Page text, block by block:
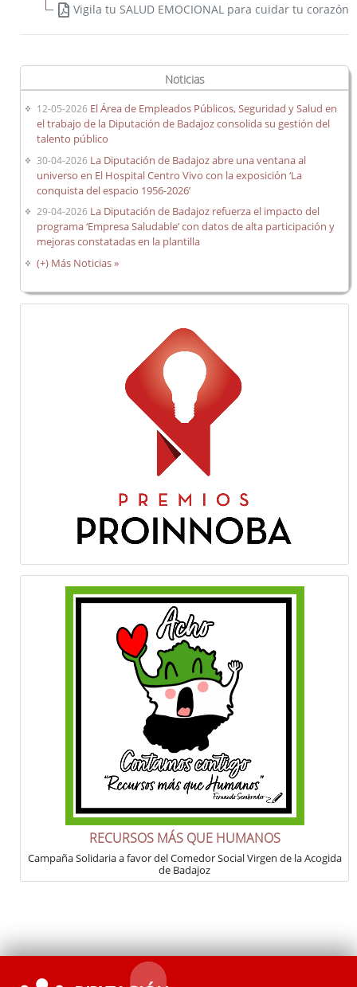
Plan de pensiones
Documentos de interés
Enlaces de interés
Normativa
Diputación Saludable
Gestión de conflictos
Vigila tu SALUD EMOCIONAL para cuidar tu corazón
Noticias
12-05-2026 El Área de Empleados Públicos, Seguridad y Salud en
el trabajo de la Diputación de Badajoz consolida su gestión del
talento público
30-04-2026 La Diputación de Badajoz abre una ventana al
universo en El Hospital Centro Vivo con la exposición ‘La
conquista del espacio 1956-2026’
29-04-2026 La Diputación de Badajoz refuerza el impacto del
programa ‘Empresa Saludable’ con datos de alta participación y
mejoras constatadas en la plantilla
(+) Más Noticias »
RECURSOS MÁS QUE HUMANOS
Campaña Solidaria a favor del Comedor Social Virgen de la Acogida
de Badajoz